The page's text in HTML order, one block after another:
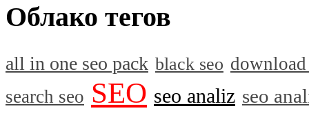
Облако тегов
all in one seo pack black seo download
search seo SEO seo analiz seo